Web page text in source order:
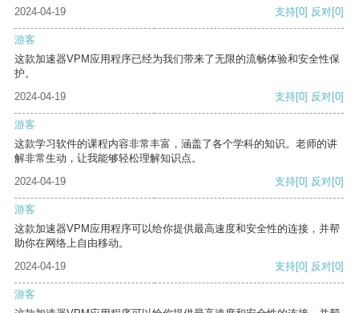
2024-04-19 支持[0] 反对[0]
游客
这款加速器VPM应用程序已经为我们带来了无限的流畅体验和安全性保
护。
2024-04-19
支持[0] 反对[0]
游客
这款学习软件的课程内容非常丰富，涵盖了各个学科的知识。老师的讲
解非常生动，让我能够轻松理解知识点。
2024-04-19
支持[0] 反对[0]
游客
这款加速器VPM应用程序可以给你提供最高速度和安全性的连接，并帮
助你在网络上自由移动。
2024-04-19
支持[0] 反对[0]
游客